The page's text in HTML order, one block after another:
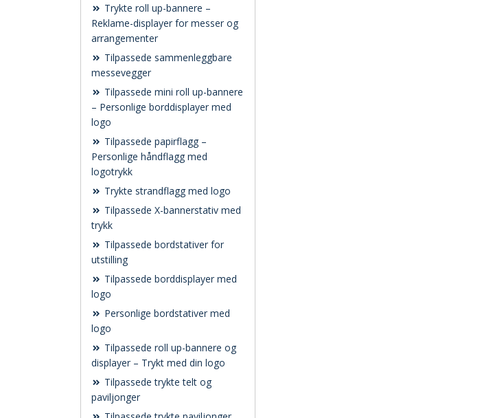
Trykte roll up-bannere –
Reklame-displayer for messer og
arrangementer
Tilpassede sammenleggbare
messevegger
Tilpassede mini roll up-bannere
– Personlige borddisplayer med
logo
Tilpassede papirflagg –
Personlige håndflagg med
logotrykk
Trykte strandflagg med logo
Tilpassede X-bannerstativ med
trykk
Tilpassede bordstativer for
utstilling
Tilpassede borddisplayer med
logo
Personlige bordstativer med
logo
Tilpassede roll up-bannere og
displayer – Trykt med din logo
Tilpassede trykte telt og
paviljonger